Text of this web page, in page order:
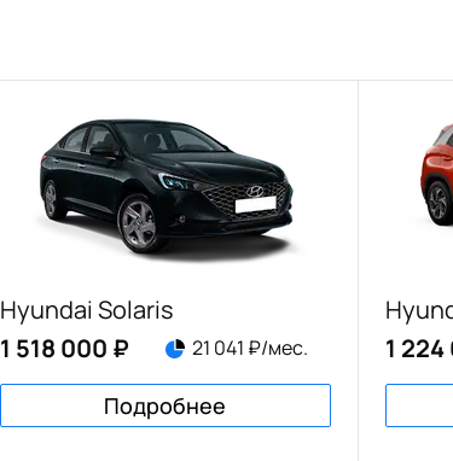
Hyundai Solaris
1 518 000 ₽
21 041 ₽/мес.
Подробнее
1